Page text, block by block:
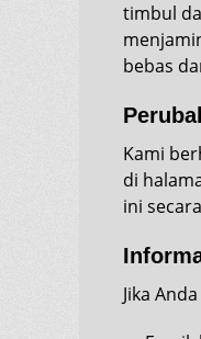
timbul
bebas
Kami
di
ini
Jika